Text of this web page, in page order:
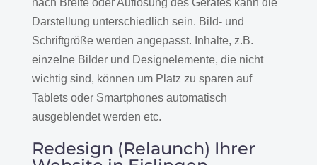
Darstellung unterschiedlich sein. Bild- und
Schriftgröße werden angepasst. Inhalte, z.B.
einzelne Bilder und Designelemente, die nicht
wichtig sind, können um Platz zu sparen auf
Tablets oder Smartphones automatisch
ausgeblendet werden etc.
Redesign (Relaunch) Ihrer